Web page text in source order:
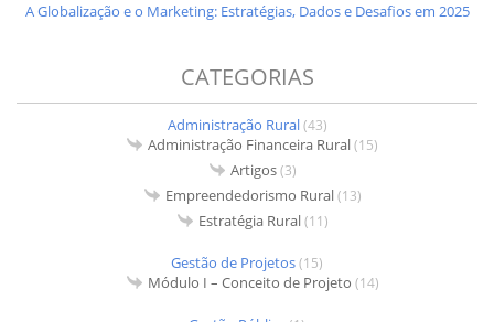
A Globalização e o Marketing: Estratégias, Dados e Desafios em 2025
CATEGORIAS
Administração Rural(43)
Administração Financeira Rural(15)
Artigos(3)
Empreendedorismo Rural(13)
Estratégia Rural(11)
Gestão de Projetos(15)
Módulo I – Conceito de Projeto (14)